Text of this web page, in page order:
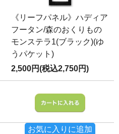
《リーフパネル》ハディア
フータン/森のおくりもの
モンステラ1(ブラック)(ゆ
うパケット)
2,500円(税込2,750円)
お気に入りに追加